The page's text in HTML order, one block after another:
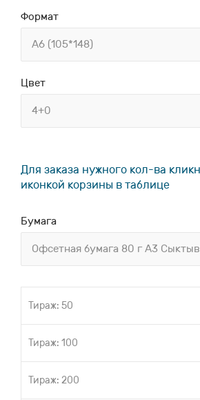
Формат
А6 (105*148)
Цвет
4+0
Для заказа нужного кол-ва
иконкой корзины в таблице
Бумага
Офсетная бумага 80 г А3